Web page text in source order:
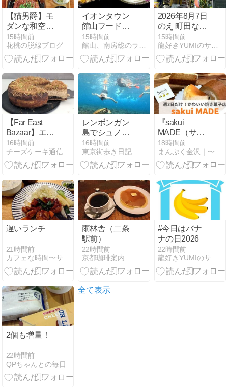
【猫男爵】モ
ダンな和空間
でラ～ンチ in
愛知(一宮)
15時間前
花桃の脱線ブログ
イオンタウン
館山フードコ
ートの博多う
どん ごぼの
ち、たまごで
とミニヒレカ
ツ丼を食べま
した
15時間前
館山、南房総のランチ、グルメ、カフェおすすめ情報
2026年8月7日
のえ 町田なの
にネパール餃
子酒場そるて
ぃ～♪(*^▽^*)
15時間前
龍好きYUMIのサイト（アメーバ ブログ編）
【Far East
Bazaar】エジ
プシャンデー
ツチーズケー
キ｜デーツ、
カダイフ、カ
ルダモンを使
ったアラビア
ンなチーズケ
ーキをお取り
寄せしてみた
16時間前
チーズケーキ通信 | チーズケーキを記録するブログ
レンボンガン
島でシュノー
ケルして、悟
った。魚は美
しい、私はポ
16時間前
東京街歩き日記
『sakui
MADE（サク
イメイド）』
週3日だけの
かわいい焼き
18時間前
まんぷく金沢｜〜美味しい金沢グルメでお腹いっぱい！〜
遅いランチ
21時間前
雨林舎（二条
駅前）
22時間前
京都珈琲案内
#今日はバナ
ナの日2026
22時間前
龍好きYUMIのサイト（アメーバ ブログ編）
2個も増量！
22時間前
QPちゃんとの毎日
全て表示